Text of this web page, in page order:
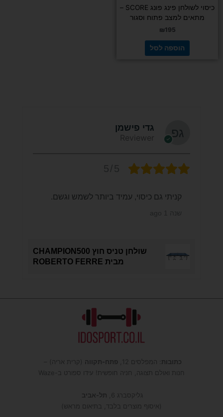
כיסוי לשולחן פינג פונג SCORE –
מתאים למצב פתוח וסגור
₪195
הוספה לסל
גדי פישמן
Reviewer
קניתי גם כיסוי, עמיד ביותר לשמש וגשם.
שולחן טניס חוץ CHAMPION500
מבית ROBERTO FERRE
כתובות : המפלסים 12, פתח-תקווה (קרית אריה) –
חנות ואולם תצוגה, חניה חופשית! עידו ספורט ב-Waze
גליקסברג 6,
תל-אביב
(איסוף מוצרים בלבד, בתיאום מראש)